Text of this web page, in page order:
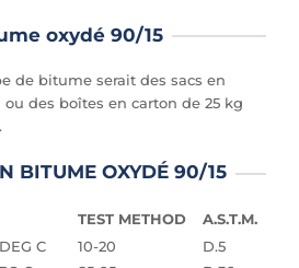
oxydé 90/15
de bitume serait des sacs en
des boîtes en carton de 25 kg
BITUME OXYDÉ 90/15
TEST METHOD
A.S.T.M.
C
10-20
D.5